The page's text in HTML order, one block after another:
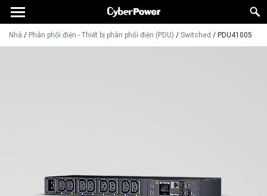
Nhà / Phân phối điện - Thiết bị phân phối điện (PDU) / Switched / PDU41005